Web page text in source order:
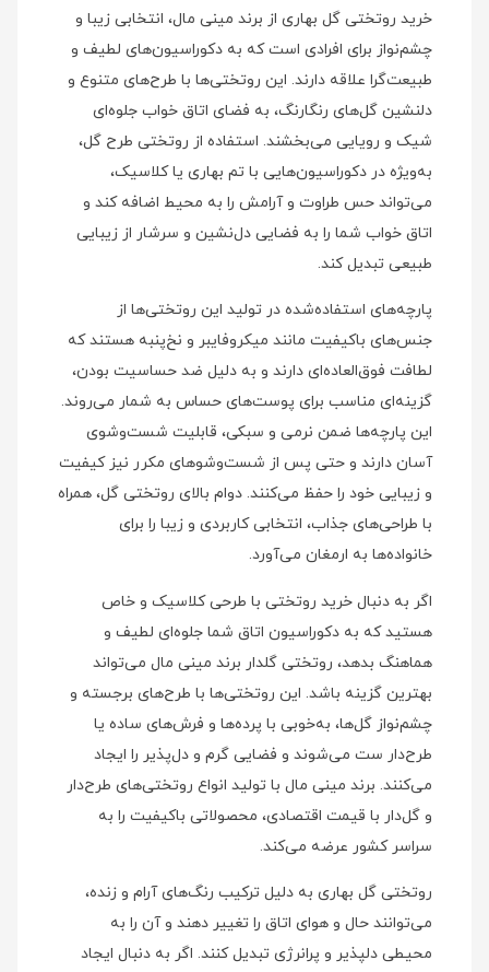
خرید روتختی گل بهاری از برند مینی‌ مال، انتخابی زیبا و
چشم‌نواز برای افرادی است که به دکوراسیون‌های لطیف و
طبیعت‌گرا علاقه دارند. این روتختی‌ها با طرح‌های متنوع و
دلنشین گل‌های رنگارنگ، به فضای اتاق خواب جلوه‌ای
شیک و رویایی می‌بخشند. استفاده از روتختی طرح گل،
به‌ویژه در دکوراسیون‌هایی با تم بهاری یا کلاسیک،
می‌تواند حس طراوت و آرامش را به محیط اضافه کند و
اتاق خواب شما را به فضایی دل‌نشین و سرشار از زیبایی
طبیعی تبدیل کند.
پارچه‌های استفاده‌شده در تولید این روتختی‌ها از
جنس‌های باکیفیت مانند میکروفایبر و نخ‌پنبه هستند که
لطافت فوق‌العاده‌ای دارند و به دلیل ضد حساسیت بودن،
گزینه‌ای مناسب برای پوست‌های حساس به شمار می‌روند.
این پارچه‌ها ضمن نرمی و سبکی، قابلیت شست‌وشوی
آسان دارند و حتی پس از شست‌وشوهای مکرر نیز کیفیت
و زیبایی خود را حفظ می‌کنند. دوام بالای روتختی گل، همراه
با طراحی‌های جذاب، انتخابی کاربردی و زیبا را برای
خانواده‌ها به ارمغان می‌آورد.
اگر به دنبال خرید روتختی با طرحی کلاسیک و خاص
هستید که به دکوراسیون اتاق شما جلوه‌ای لطیف و
هماهنگ بدهد، روتختی گلدار برند مینی‌ مال می‌تواند
بهترین گزینه باشد. این روتختی‌ها با طرح‌های برجسته و
چشم‌نواز گل‌ها، به‌خوبی با پرده‌ها و فرش‌های ساده یا
طرح‌دار ست می‌شوند و فضایی گرم و دل‌پذیر را ایجاد
می‌کنند. برند مینی‌ مال با تولید انواع روتختی‌های طرح‌دار
و گل‌دار با قیمت اقتصادی، محصولاتی باکیفیت را به
سراسر کشور عرضه می‌کند.
روتختی گل بهاری به دلیل ترکیب رنگ‌های آرام و زنده،
می‌توانند حال و هوای اتاق را تغییر دهند و آن را به
محیطی دلپذیر و پرانرژی تبدیل کنند. اگر به دنبال ایجاد